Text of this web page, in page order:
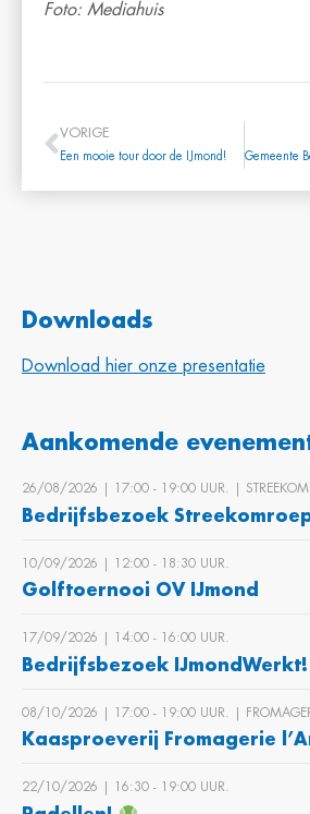
Foto: Mediahuis
VORIGE
Een mooie tour door de IJmond!
Downloads
Download hier onze presentatie
Aankomende
26/08/2026 | 17:00 ‐ 19:00 UUR. |
Bedrijfsbezoek
10/09/2026 | 12:00 ‐ 18:30 UUR.
Golftoernooi OV IJmond
17/09/2026 | 14:00 ‐ 16:00 UUR.
Bedrijfsbezoek IJmondWerkt!
08/10/2026 | 17:00 ‐ 19:00 UUR. |
Kaasproeverij Fromagerie
22/10/2026 | 16:30 ‐ 19:00 UUR.